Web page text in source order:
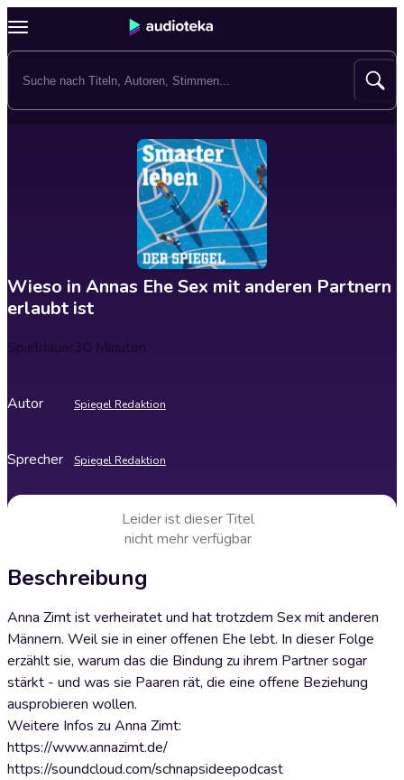
Wieso in Annas Ehe Sex mit anderen Partnern
erlaubt ist
Spieldauer30 Minuten
Autor Spiegel Redaktion
Sprecher Spiegel Redaktion
Leider ist dieser Titel
nicht mehr verfügbar
Beschreibung
Anna Zimt ist verheiratet und hat trotzdem Sex mit anderen
Männern. Weil sie in einer offenen Ehe lebt. In dieser Folge
erzählt sie, warum das die Bindung zu ihrem Partner sogar
stärkt - und was sie Paaren rät, die eine offene Beziehung
ausprobieren wollen.
Weitere Infos zu Anna Zimt:
https://www.annazimt.de/
https://soundcloud.com/schnapsideepodcast